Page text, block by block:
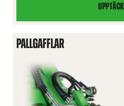
UPPTÄCK
PALLGAFFLAR